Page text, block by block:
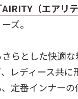
AIRITY（エアリ
ズ。
らとした快適
レディース共
定番インナーの